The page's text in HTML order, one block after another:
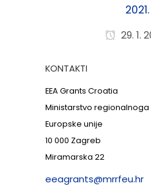
2021.
29. 1.
KONTAKTI
EEA Grants Croatia
Ministarstvo
Europske unije
10 000 Zagreb
Miramarska 22
eeagrants@mrrfeu.hr